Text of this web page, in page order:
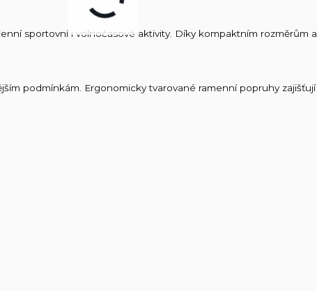
sportovní i volnočasové aktivity. Díky kompaktním rozměrům a
podmínkám. Ergonomicky tvarované ramenní popruhy zajišťují